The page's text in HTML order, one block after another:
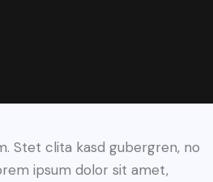
Stet clita kasd gubergren, no
ipsum dolor sit amet,